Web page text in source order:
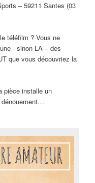
– 59211 Santes (03
téléfilm ? Vous ne
- sinon LA – des
que vous découvriez la
pièce installe un
dénouement…